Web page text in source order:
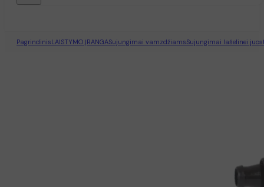
PagrindinisLAISTYMO ĮRANGASujungimai vamzdžiamsSujungimai lašelinei